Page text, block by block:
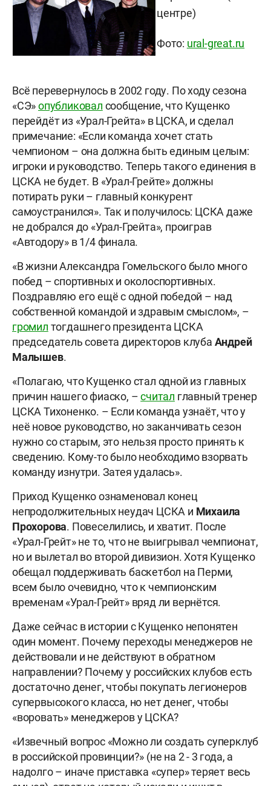
центре)
Фото: ural-great.ru
Всё перевернулось в 2002 году. По ходу сезона
«СЭ»опубликовал сообщение, что Кущенко
перейдёт из «Урал-Грейта» в ЦСКА, и сделал
примечание: «Если команда хочет стать
чемпионом – она должна быть единым целым:
игроки и руководство. Теперь такого единения в
ЦСКА не будет. В «Урал-Грейте» должны
потирать руки – главный конкурент
самоустранился». Так и получилось: ЦСКА даже
не добрался до «Урал-Грейта», проиграв
«Автодору» в 1/4 финала.
«В жизни Александра Гомельского было много
побед – спортивных и околоспортивных.
Поздравляю его ещё с одной победой – над
собственной командой и здравым смыслом», –
громил тогдашнего президента ЦСКА
председатель совета директоров клуба Андрей
Малышев.
«Полагаю, что Кущенко стал одной из главных
причин нашего фиаско, –считал главный тренер
ЦСКА Тихоненко. – Если команда узнаёт, что у
неё новое руководство, но заканчивать сезон
нужно со старым, это нельзя просто принять к
сведению. Кому-то было необходимо взорвать
команду изнутри. Затея удалась».
Приход Кущенко ознаменовал конец
непродолжительных неудач ЦСКА и Михаила
Прохорова. Повеселились, и хватит. После
«Урал-Грейт» не то, что не выигрывал чемпионат,
но и вылетал во второй дивизион. Хотя Кущенко
обещал поддерживать баскетбол на Перми,
всем было очевидно, что к чемпионским
временам «Урал-Грейт» вряд ли вернётся.
Даже сейчас в истории с Кущенко непонятен
один момент. Почему переходы менеджеров не
действовали и не действуют в обратном
направлении? Почему у российских клубов есть
достаточно денег, чтобы покупать легионеров
супервысокого класса, но нет денег, чтобы
«воровать» менеджеров у ЦСКА?
«Извечный вопрос «Можно ли создать суперклуб
в российской провинции?» (не на 2 - 3 года, а
надолго – иначе приставка «супер» теряет весь